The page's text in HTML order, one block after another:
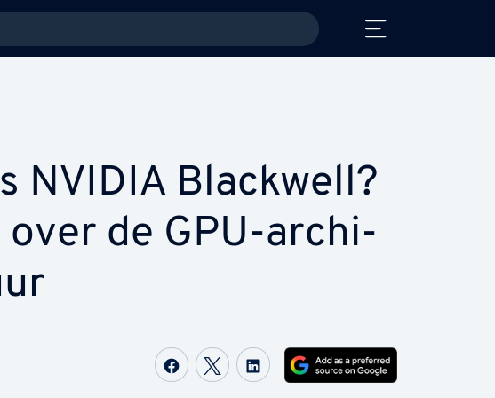
NVIDIA Blackwell?
over de GPU-ar­chi­
Delen op Facebook
Delen op Twitter
Delen op LinkedIn